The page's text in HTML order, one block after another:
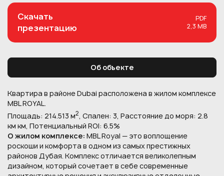
Скачать
презентацию
PDF
2,3 MB
Об объекте
Квартира в районе Dubai расположена в жилом комплексе
MBL ROYAL.
Площадь: 214.513 м2, Спален: 3, Расстояние до моря: 2.8
км км, Потенциальный ROI: 6.5%
О жилом комплексе: MBL Royal — это воплощение
роскоши и комфорта в одном из самых престижных
районов Дубая. Комплекс отличается великолепным
дизайном, который сочетает в себе современные